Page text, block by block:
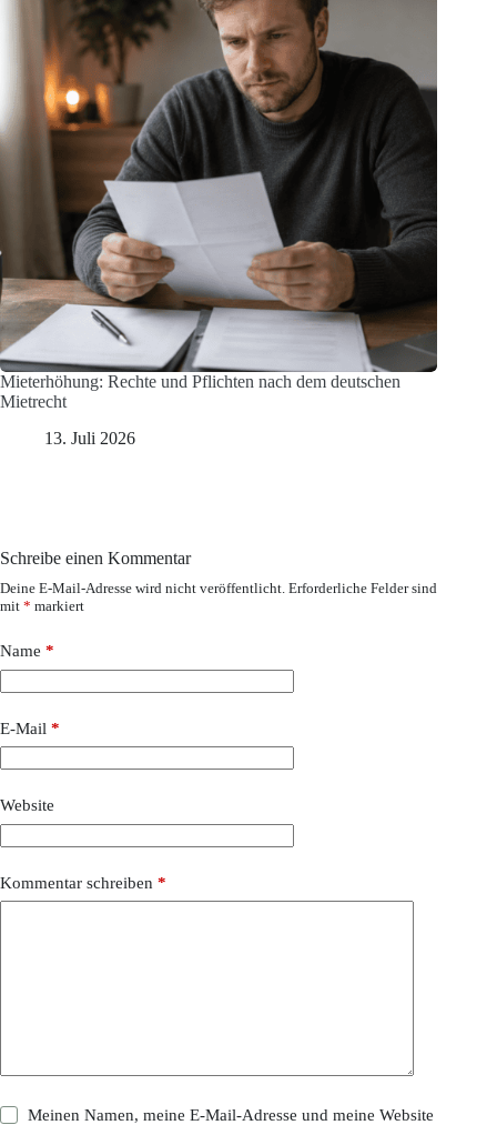
Mieterhöhung: Rechte und Pflichten nach dem deutschen
Mietrecht
13. Juli 2026
Schreibe einen Kommentar
Deine E-Mail-Adresse wird nicht veröffentlicht. Erforderliche Felder sind
mit * markiert
Name *
E-Mail *
Website
Kommentar schreiben *
Meinen Namen, meine E-Mail-Adresse und meine Website